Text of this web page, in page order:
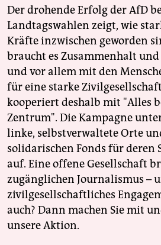
Der drohende Erfolg der AfD
Landtagswahlen zeigt, wie
Kräfte inzwischen geworden
braucht es Zusammenhalt
und vor allem mit den
für eine starke
kooperiert deshalb mit "Alles
Zentrum". Die Kampagne
linke, selbstverwaltete Orte
solidarischen Fonds für deren
auf. Eine offene Gesellschaft
zugänglichen Journalismus –
zivilgesellschaftliches
auch? Dann machen Sie mit
unsere Aktion.